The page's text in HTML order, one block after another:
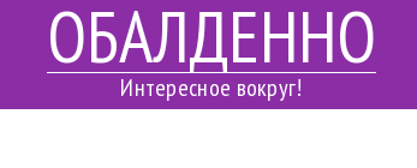
ОБАЛДЕННО
Интересное вокруг!